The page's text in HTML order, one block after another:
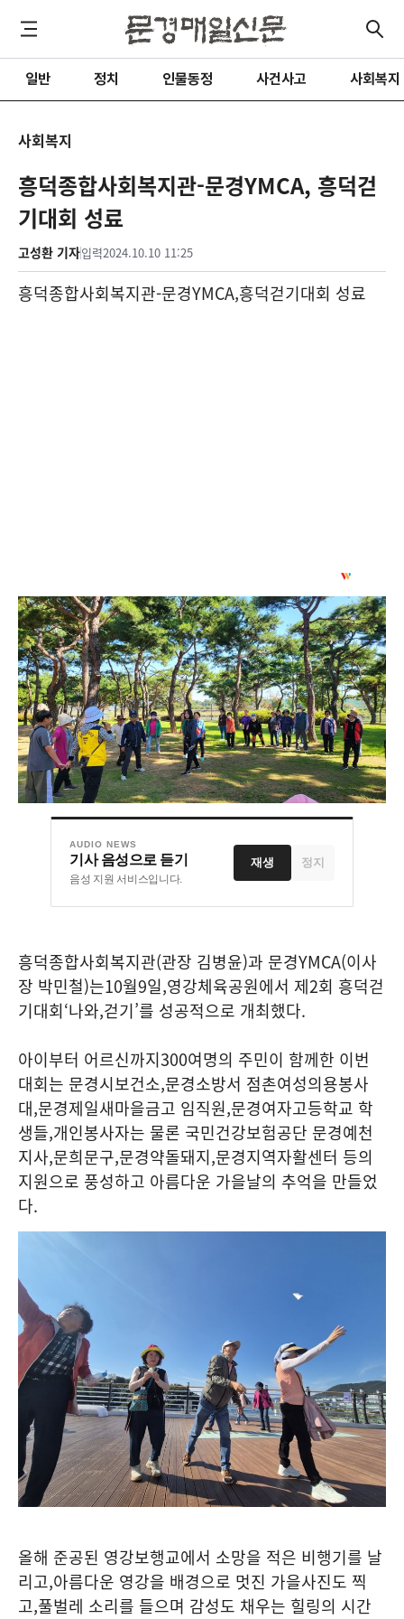
일반 정치 인물동정 사건사고 사회복지
사회복지
흥덕종합사회복지관-문경YMCA, 흥덕걷
기대회 성료
고성환 기자입력2024.10.10 11:25
흥덕종합사회복지관-문경YMCA,흥덕걷기대회 성료
AUDIO NEWS
기사 음성으로 듣기
음성 지원 서비스입니다.
재생 정지
흥덕종합사회복지관(관장 김병윤)과 문경YMCA(이사
장 박민철)는10월9일,영강체육공원에서 제2회 흥덕걷
기대회‘나와,걷기’를 성공적으로 개최했다.
아이부터 어르신까지300여명의 주민이 함께한 이번
대회는 문경시보건소,문경소방서 점촌여성의용봉사
대,문경제일새마을금고 임직원,문경여자고등학교 학
생들,개인봉사자는 물론 국민건강보험공단 문경예천
지사,문희문구,문경약돌돼지,문경지역자활센터 등의
지원으로 풍성하고 아름다운 가을날의 추억을 만들었
다.
올해 준공된 영강보행교에서 소망을 적은 비행기를 날
리고,아름다운 영강을 배경으로 멋진 가을사진도 찍
고,풀벌레 소리를 들으며 감성도 채우는 힐링의 시간